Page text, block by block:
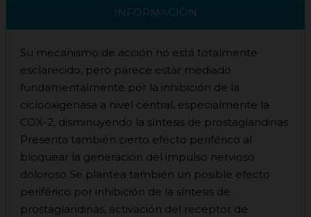
INFORMACIÓN
Su mecanismo de acción no está totalmente
esclarecido, pero parece estar mediado
fundamentalmente por la inhibición de la
ciclooxigenasa a nivel central, especialmente la
COX-2, disminuyendo la síntesis de prostaglandinas
Presenta también cierto efecto periférico al
bloquear la generación del impulso nervioso
doloroso Se plantea también un posible efecto
periférico por inhibición de la síntesis de
prostaglandinas, activación del receptor de